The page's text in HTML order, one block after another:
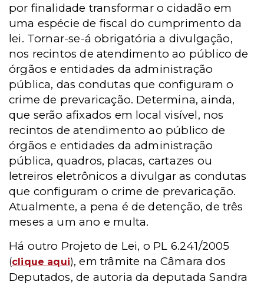
por finalidade transformar o cidadão em
uma espécie de fiscal do cumprimento da
lei. Tornar-se-á obrigatória a divulgação,
nos recintos de atendimento ao público de
órgãos e entidades da administração
pública, das condutas que configuram o
crime de prevaricação. Determina, ainda,
que serão afixados em local visível, nos
recintos de atendimento ao público de
órgãos e entidades da administração
pública, quadros, placas, cartazes ou
letreiros eletrônicos a divulgar as condutas
que configuram o crime de prevaricação.
Atualmente, a pena é de detenção, de três
meses a um ano e multa.
Há outro Projeto de Lei, o PL 6.241/2005
(clique aqui), em trâmite na Câmara dos
Deputados, de autoria da deputada Sandra